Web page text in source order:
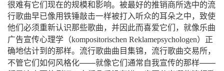
很难有它们现在的规模和影响。被最好的推销商所选中的流
行歌曲早已像用铁锤敲击一样被打入听众的耳朵之中，致使
他们必须重新认识那些歌曲，并因此而喜爱它们，就像乐曲
广告宣传心理学
（kompositorischen Reklamepsychologen）
正
确地估计到的那样。流行歌曲曲目集锦，流行歌曲交易所，
不管它们如何风格化——就像它们通常自我宣传的那样——